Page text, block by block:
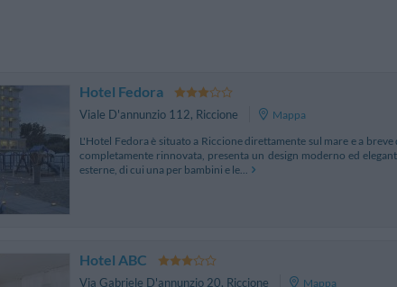
Hotel Fedora
Viale D'annunzio 112, Riccione
Mappa
L'Hotel Fedora è situato a Riccione direttamente sul mare e a
completamente rinnovata, presenta un design moderno ed
esterne, di cui una per bambini e le...
Hotel ABC
Via Gabriele D'annunzio 20, Riccione
Mappa